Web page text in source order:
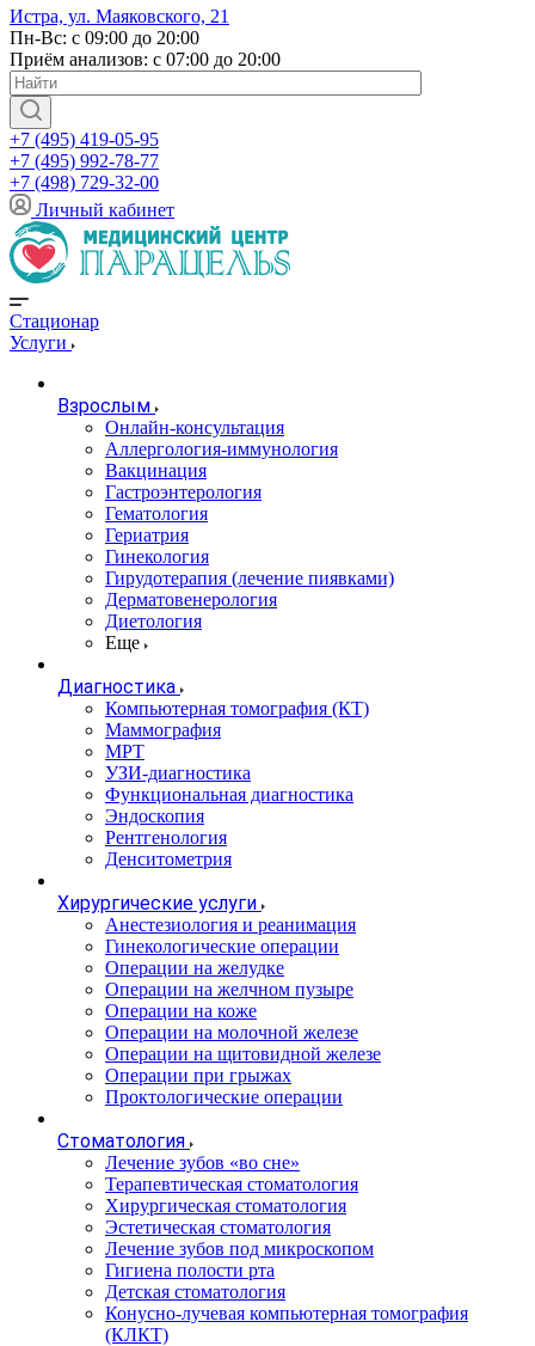
Истра, ул. Маяковского, 21
Пн-Вс: с 09:00 до 20:00
Приём анализов: с 07:00 до 20:00
+7 (495) 419-05-95
+7 (495) 992-78-77
+7 (498) 729-32-00
Личный кабинет
Стационар
Услуги
Взрослым
Онлайн-консультация
Аллергология-иммунология
Вакцинация
Гастроэнтерология
Гематология
Гериатрия
Гинекология
Гирудотерапия (лечение пиявками)
Дерматовенерология
Диетология
Еще
Диагностика
Компьютерная томография (КТ)
Маммография
МРТ
УЗИ-диагностика
Функциональная диагностика
Эндоскопия
Рентгенология
Денситометрия
Хирургические услуги
Анестезиология и реанимация
Гинекологические операции
Операции на желудке
Операции на желчном пузыре
Операции на коже
Операции на молочной железе
Операции на щитовидной железе
Операции при грыжах
Проктологические операции
Стоматология
Лечение зубов «во сне»
Терапевтическая стоматология
Хирургическая стоматология
Эстетическая стоматология
Лечение зубов под микроскопом
Гигиена полости рта
Детская стоматология
Конусно-лучевая компьютерная томография
(КЛКТ)